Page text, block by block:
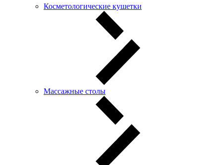
Косметологические кушетки
Массажные столы